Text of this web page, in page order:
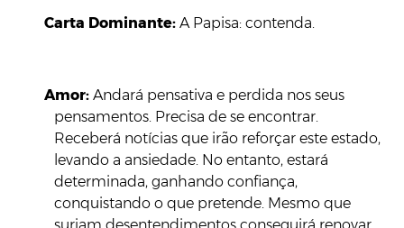
Carta Dominante:A Papisa: contenda.
Amor: Andará pensativa e perdida nos seus
pensamentos. Precisa de se encontrar.
Receberá notícias que irão reforçar este estado,
levando a ansiedade. No entanto, estará
determinada, ganhando confiança,
conquistando o que pretende. Mesmo que